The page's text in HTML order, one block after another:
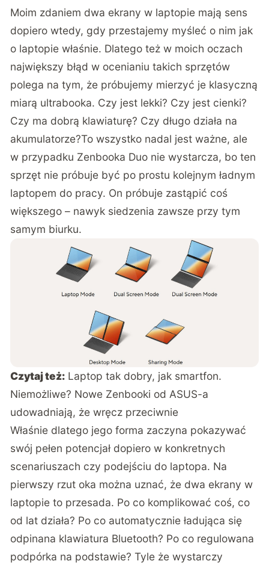
Moim zdaniem dwa ekrany w laptopie mają sens
dopiero wtedy, gdy przestajemy myśleć o nim jak
o laptopie właśnie. Dlatego też w moich oczach
największy błąd w ocenianiu takich sprzętów
polega na tym, że próbujemy mierzyć je klasyczną
miarą ultrabooka. Czy jest lekki? Czy jest cienki?
Czy ma dobrą klawiaturę? Czy długo działa na
akumulatorze?To wszystko nadal jest ważne, ale
w przypadku Zenbooka Duo nie wystarcza, bo ten
sprzęt nie próbuje być po prostu kolejnym ładnym
laptopem do pracy. On próbuje zastąpić coś
większego – nawyk siedzenia zawsze przy tym
samym biurku.
Czytaj też: Laptop tak dobry, jak smartfon.
Niemożliwe? Nowe Zenbooki od ASUS-a
udowadniają, że wręcz przeciwnie
Właśnie dlatego jego forma zaczyna pokazywać
swój pełen potencjał dopiero w konkretnych
scenariuszach czy podejściu do laptopa. Na
pierwszy rzut oka można uznać, że dwa ekrany w
laptopie to przesada. Po co komplikować coś, co
od lat działa? Po co automatycznie ładująca się
odpinana klawiatura Bluetooth? Po co regulowana
podpórka na podstawie? Tyle że wystarczy